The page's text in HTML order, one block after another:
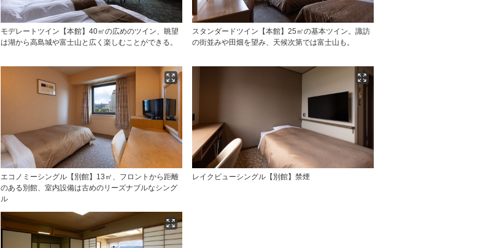
モデレートツイン【本館】40㎡の広めのツイン、眺望
は湖から高島城や富士山と広く楽しむことができる。
スタンダードツイン【本館】25㎡の基本ツイン。諏訪
の街並みや田畑を望み、天候次第では富士山も。
エコノミーシングル【別館】13㎡、フロントから距離
のある別館、室内設備は古めのリーズナブルなシング
ル
レイクビューシングル【別館】禁煙